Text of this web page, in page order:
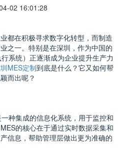
02 16:01:28
都在积极寻求数字化转型，而制造
之一。特别是在深圳，作为中国的
系统）正逐渐成为企业提升生产力
MES定制到底是什么？它又如何帮
而出呢？
种集成的信息化系统，用于监控和
的核心在于通过实时数据采集和
信息，帮助管理层做出更为准确的